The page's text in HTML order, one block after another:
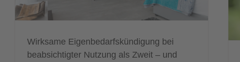
Wirksame Eigenbedarfskündigung bei
beabsichtigter Nutzung als Zweit – und
Eigenbedarfskündigung Mietrecht